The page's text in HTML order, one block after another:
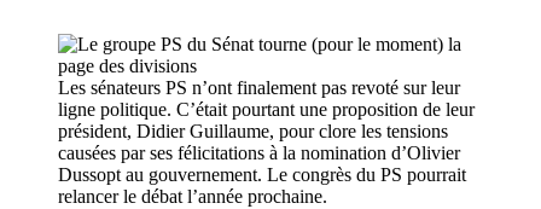
Les sénateurs PS n’ont finalement pas revoté sur leur
ligne politique. C’était pourtant une proposition de leur
président, Didier Guillaume, pour clore les tensions
causées par ses félicitations à la nomination d’Olivier
Dussopt au gouvernement. Le congrès du PS pourrait
relancer le débat l’année prochaine.